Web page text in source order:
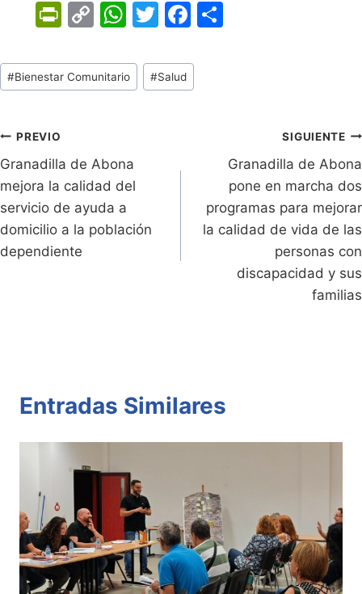
Pr
tF
ri
dl
y
C
p
y
k
W
at
s
p
T
itt
er
F
c
e
Tags
de
#Bienestar Comunitario #Salud
Navegación
de
entradas
PREVIO
Granadilla de Abona
mejora la calidad del
servicio de ayuda a
domicilio a la población
dependiente
SIGUIENTE
Granadilla de Abona
pone en marcha dos
programas para mejorar
la calidad de vida de las
personas con
discapacidad y sus
familias
Entradas Similares